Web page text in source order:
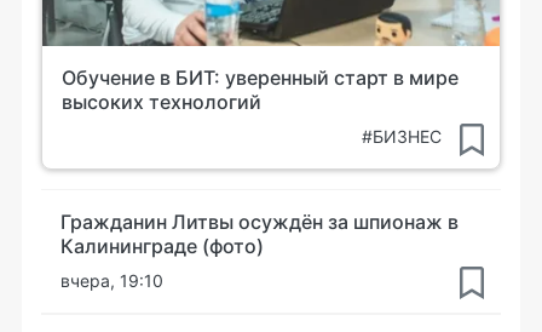
Обучение в БИТ: уверенный старт в мире
высоких технологий
#БИЗНЕС
Гражданин Литвы осуждён за шпионаж в
Калининграде (фото)
вчера, 19:10